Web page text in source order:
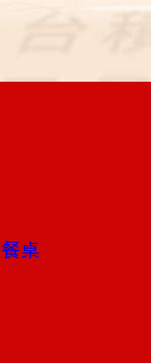
桌